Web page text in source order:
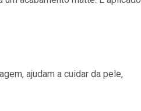
ajudam a cuidar da pele,